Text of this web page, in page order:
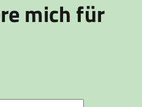
mich für